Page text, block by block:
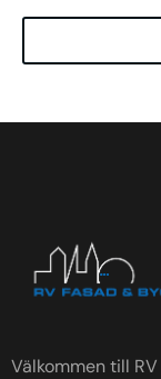
Välkommen till